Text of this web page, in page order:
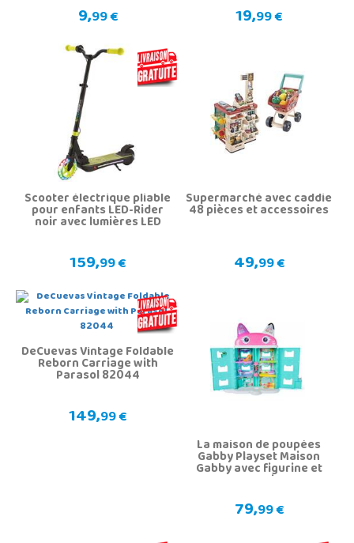
9,99 € 19,99 €
Scooter électrique pliable
pour enfants LED-Rider
noir avec lumières LED
159,99 €
Supermarché avec caddie
48 pièces et accessoires
49,99 €
DeCuevas Vintage Foldable
Reborn Carriage with
Parasol 82044
149,99 €
La maison de poupées
Gabby Playset Maison
Gabby avec figurine et
accessoires
79,99 €